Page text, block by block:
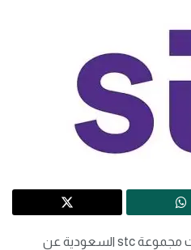
في الأول من مارس 2026، أعلنت مجموعة stc السعودية عن